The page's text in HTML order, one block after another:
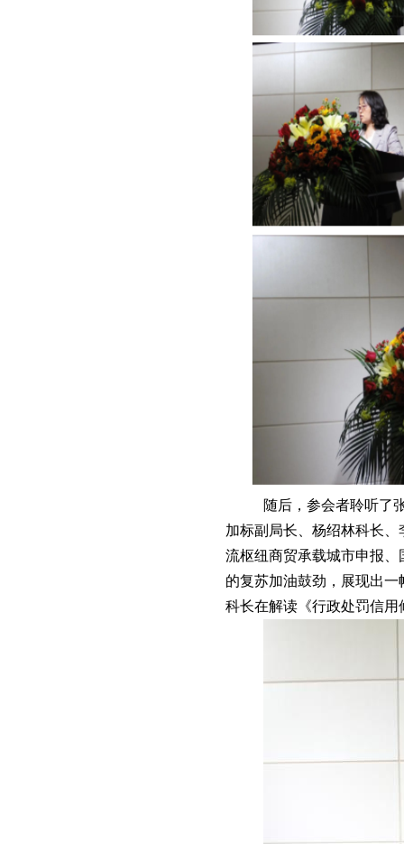
随后，参会者聆听了
加标副局长、杨绍林科长
流枢纽商贸承载城市申报
的复苏加油鼓劲，展现出
科长在解读《行政处罚信